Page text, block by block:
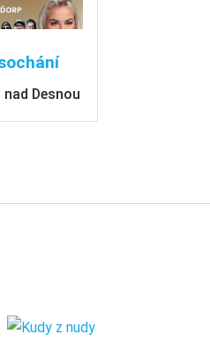
nad Desnou